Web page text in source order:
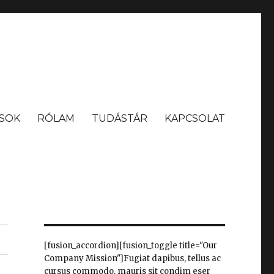
RÓLAM TUDÁSTÁR KAPCSOLAT
[fusion_accordion][fusion_toggle title="Our
Company Mission"]Fugiat dapibus, tellus ac
cursus commodo, mauris sit condim eser